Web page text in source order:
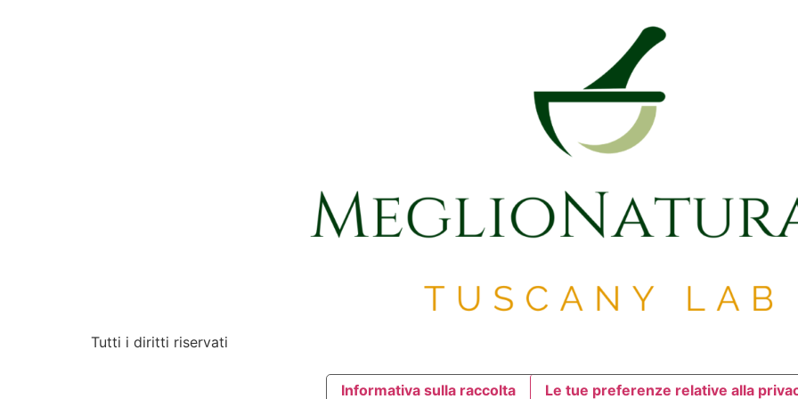
Tutti i diritti riservati
Informativa sulla raccolta Le tue preferenze relative alla